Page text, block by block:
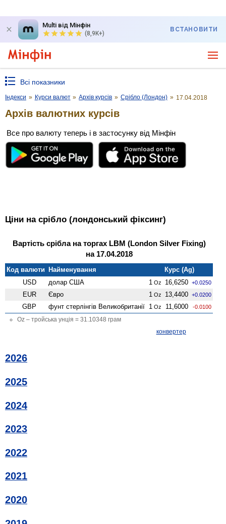
Multi від Мінфін
(8,9K+)
ВСТАНОВИТИ
Всі показники
Індекси » Курси валют » Архів курсів » Срібло (Лондон) » 17.04.2018
Архів валютних курсів
Все про валюту теперь і в застосунку від Мінфін
Ціни на срібло (лондонський фіксинг)
Вартість срібла на торгах LBM (London Silver Fixing)
на 17.04.2018
Код валюти Найменування
Курс (Ag)
USD
долар США 1 Oz 16,6250 +0.0250
EUR Євро 1 Oz 13,4400 +0.0200
GBP фунт стерлінгів Велико­британії 1 Oz 11,6000 -0.0100
Oz – тройська унція = 31.10348 грам
конвертер
2026
2025
2024
2023
2022
2021
2020